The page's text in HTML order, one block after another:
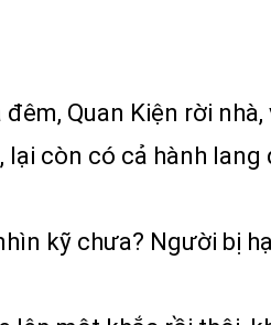
đêm, Quan Kiện rời
lại còn có cả hành
kỹ chưa? Người bị